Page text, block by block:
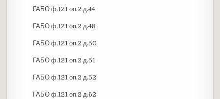
ГАБО ф.121 оп.2 д.44
ГАБО ф.121 оп.2 д.48
ГАБО ф.121 оп.2 д.50
ГАБО ф.121 оп.2 д.51
ГАБО ф.121 оп.2 д.52
ГАБО ф.121 оп.2 д.62